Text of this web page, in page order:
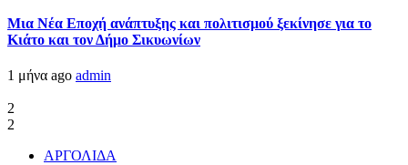
Μια Νέα Εποχή ανάπτυξης και πολιτισμού ξεκίνησε για το
Κιάτο και τον Δήμο Σικυωνίων
1 μήνα ago admin
2
2
ΑΡΓΟΛΙΔΑ